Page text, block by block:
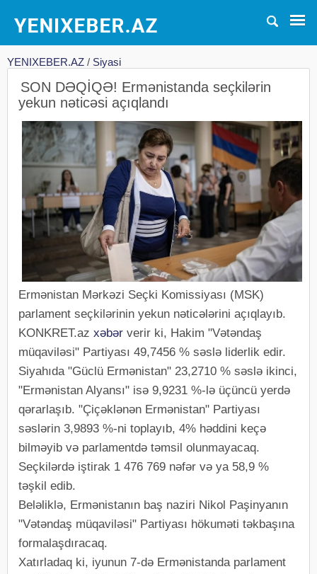
YENIXEBER.AZ / Siyasi
SON DƏQİQƏ! Ermənistanda seçkilərin
yekun nəticəsi açıqlandı
Ermənistan Mərkəzi Seçki Komissiyası (MSK)
parlament seçkilərinin yekun nəticələrini açıqlayıb.
KONKRET.az xəbər verir ki, Hakim "Vətəndaş
müqaviləsi" Partiyası 49,7456 % səslə liderlik edir.
Siyahıda "Güclü Ermənistan" 23,2710 % səslə ikinci,
"Ermənistan Alyansı" isə 9,9231 %-lə üçüncü yerdə
qərarlaşıb. "Çiçəklənən Ermənistan" Partiyası
səslərin 3,9893 %-ni toplayıb, 4% həddini keçə
bilməyib və parlamentdə təmsil olunmayacaq.
Seçkilərdə iştirak 1 476 769 nəfər və ya 58,9 %
təşkil edib.
Beləliklə, Ermənistanın baş naziri Nikol Paşinyanın
"Vətəndaş müqaviləsi" Partiyası hökuməti təkbaşına
formalaşdıracaq.
Xatırladaq ki, iyunun 7-də Ermənistanda parlament